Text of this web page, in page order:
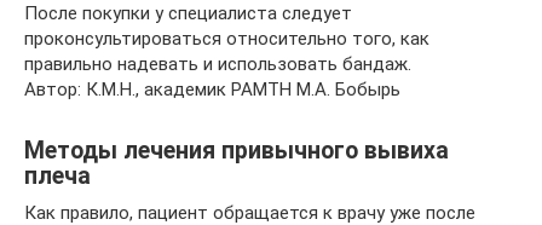
После покупки у специалиста следует
проконсультироваться относительно того, как
правильно надевать и использовать бандаж.
Автор: К.М.Н., академик РАМТН М.А. Бобырь
Методы лечения привычного вывиха
плеча
Как правило, пациент обращается к врачу уже после